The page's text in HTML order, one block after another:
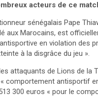
acteurs de ce
sénégalais Pape
aux Marocains, est
en violation des
à la disgrâce du jeu ».
attaquants de Lions de la
comportement antisportif
300 euros « pour le